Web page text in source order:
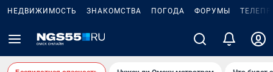
НЕДВИЖИМОСТЬ ЗНАКОМСТВА ПОГОДА ФОРУМЫ